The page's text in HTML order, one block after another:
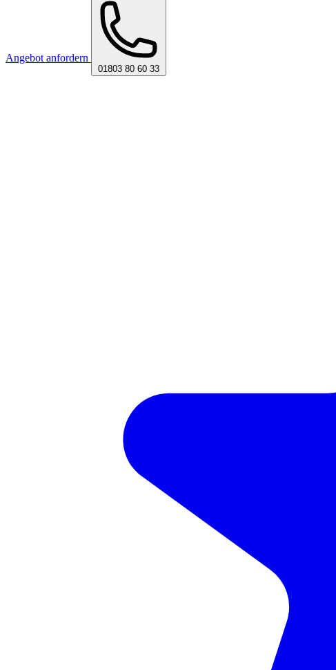
Angebot anfordern
01803 80 60 33